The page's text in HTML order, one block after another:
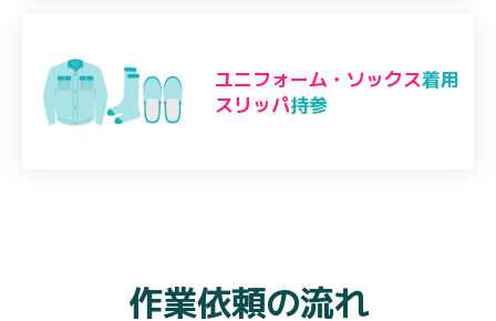
ユニフォーム・ソックス着用
スリッパ持参
作業依頼の流れ